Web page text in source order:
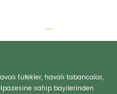
tüfekler, havalı tabancalar,
sahip bayilerinden